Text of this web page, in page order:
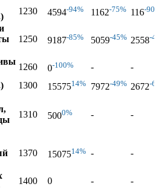
1230 4594-94% 1162-75% 116-
1250 9187-85% 5059-45% 2558-
1260 0-100% -
-
1300 1557514% 7972-49% 2672-
1310 5000% - -
1370 1507514% - -
1400 0 -
-